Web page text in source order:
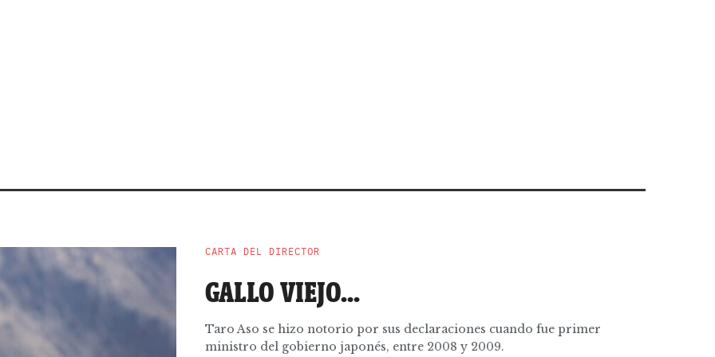
CARTA DEL DIRECTOR
GALLO VIEJO…
Taro Aso se hizo notorio por sus declaraciones cuando fue primer
ministro del gobierno japonés, entre 2008 y 2009.